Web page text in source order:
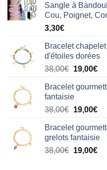
Sangle à
Cou, Poignet,
3,30€
Bracelet
d'étoiles dorées
38,00€ Le
initial
était :
38,00€.
19,00€Le
Bracelet
fantaisie
38,00€ Le
initial
était :
38,00€.
19,00€Le
est :
Bracelet
grelots fantaisie
38,00€ Le
19,00€Le